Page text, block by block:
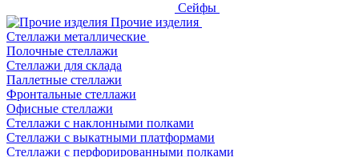
Сейфы
Прочие изделия
Стеллажи металлические
Полочные стеллажи
Стеллажи для склада
Паллетные стеллажи
Фронтальные стеллажи
Офисные стеллажи
Стеллажи с наклонными полками
Стеллажи с выкатными платформами
Стеллажи с перфорированными полками